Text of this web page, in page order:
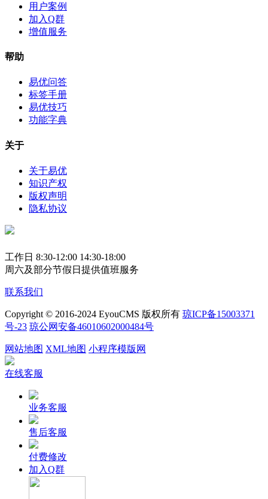
用户案例
加入Q群
增值服务
帮助
易优问答
标签手册
易优技巧
功能字典
关于
关于易优
知识产权
版权声明
隐私协议
工作日 8:30-12:00 14:30-18:00
周六及部分节假日提供值班服务
联系我们
Copyright © 2016-2024 EyouCMS 版权所有 琼ICP备15003371
号-23 琼公网安备46010602000484号
网站地图 XML地图 小程序模版网
在线客服
业务客服
售后客服
付费修改
加入Q群